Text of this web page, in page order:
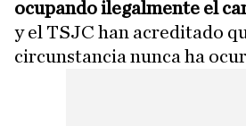
ocupando ilegalmente el
y el TSJC han acreditado
circunstancia nunca ha